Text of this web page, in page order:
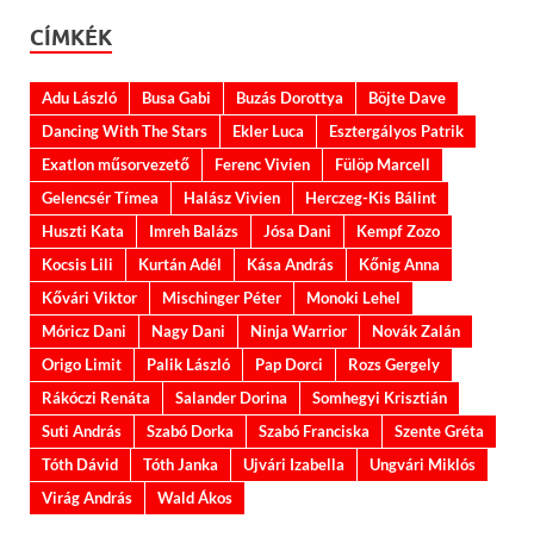
CÍMKÉK
Adu László Busa Gabi Buzás Dorottya
Böjte Dave
Dancing With The Stars
Ekler Luca
Esztergályos Patrik
Exatlon műsorvezető
Ferenc Vivien
Fülöp Marcell
Gelencsér Tímea
Halász Vivien
Herczeg-Kis Bálint
Huszti Kata
Imreh Balázs Jósa Dani
Kempf Zozo
Kocsis Lili
Kurtán Adél Kása András
Kőnig Anna
Kővári Viktor
Mischinger Péter
Monoki Lehel
Móricz Dani
Nagy Dani Ninja Warrior
Novák Zalán
Origo Limit
Palik László Pap Dorci
Rozs Gergely
Rákóczi Renáta
Salander Dorina
Somhegyi Krisztián
Suti András
Szabó Dorka Szabó Franciska
Szente Gréta
Tóth Dávid
Tóth Janka Ujvári Izabella
Ungvári Miklós
Virág András
Wald Ákos